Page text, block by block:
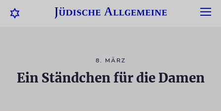
8. MÄRZ
Ein Ständchen für die Damen